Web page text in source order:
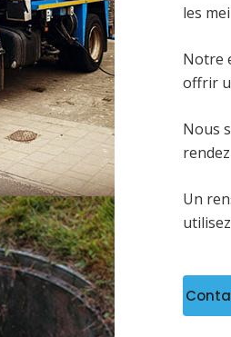
les
Notre
offrir
Nous
Un